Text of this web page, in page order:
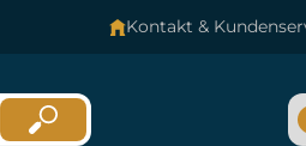
Kontakt &